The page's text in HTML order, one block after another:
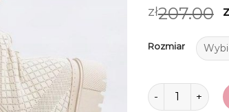
zł207.00
Rozmiar
ilość botki